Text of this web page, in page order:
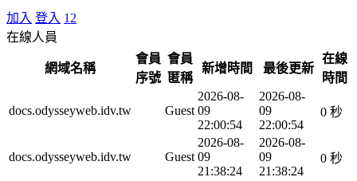
加入 登入 12
在線人員
網域名稱
會員
序號
會員
匿稱
新增時間 最後更新
在線
時間
docs.odysseyweb.idv.tw Guest
2026-08-
09
22:00:54
2026-08-
09
22:00:54
0 秒
docs.odysseyweb.idv.tw Guest
2026-08-
09
21:38:24
2026-08-
09
21:38:24
0 秒